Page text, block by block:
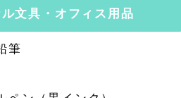
文具・オフィス用品
筆